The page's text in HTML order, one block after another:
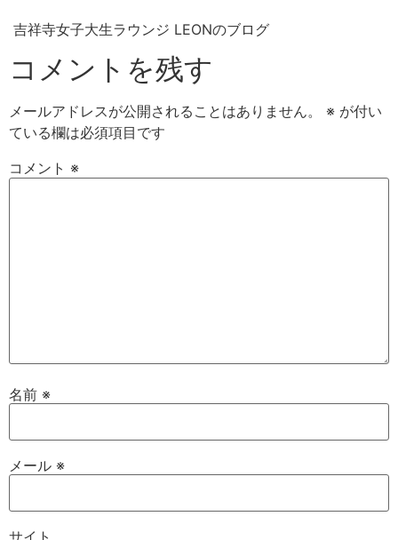
吉祥寺女子大生ラウンジ LEONのブログ
コメントを残す
メールアドレスが公開されることはありません。 ※ が付い
ている欄は必須項目です
コメント ※
名前 ※
メール ※